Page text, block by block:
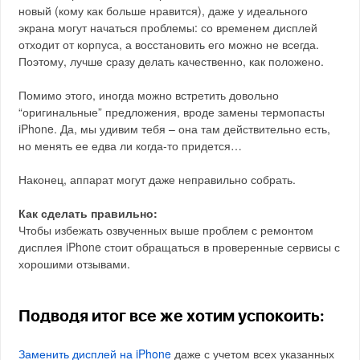
новый (кому как больше нравится), даже у идеального
экрана могут начаться проблемы: со временем дисплей
отходит от корпуса, а восстановить его можно не всегда.
Поэтому, лучше сразу делать качественно, как положено.
Помимо этого, иногда можно встретить довольно
“оригинальные” предложения, вроде замены термопасты
iPhone. Да, мы удивим тебя – она там действительно есть,
но менять ее едва ли когда-то придется…
Наконец, аппарат могут даже неправильно собрать.
Как сделать правильно:
Чтобы избежать озвученных выше проблем с ремонтом
дисплея iPhone стоит обращаться в проверенные сервисы с
хорошими отзывами.
Подводя итог все же хотим успокоить:
Заменить дисплей на iPhone даже с учетом всех указанных